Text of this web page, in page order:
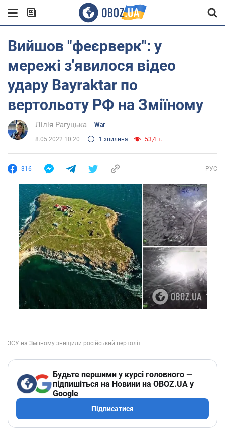
Вийшов "феєрверк": у
мережі з'явилося відео
удару Bayraktar по
вертольоту РФ на Зміїному
Лілія Рагуцька War
8.05.2022 10:20 1 хвилина 53,4 т.
316 РУС
Будьте першими у курсі головного —
підпишіться на Новини на OBOZ.UA у
Google
Підписатися